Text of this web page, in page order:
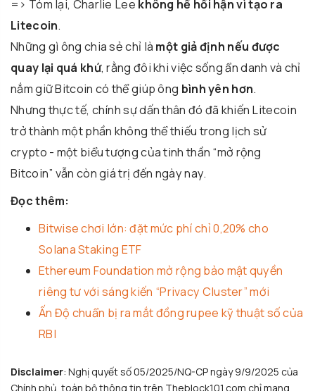
=> Tóm lại, Charlie Lee không hề hối hận vì tạo ra
Litecoin.
Những gì ông chia sẻ chỉ là một giả định nếu được
quay lại quá khứ, rằng đôi khi việc sống ẩn danh và chỉ
nắm giữ Bitcoin có thể giúp ông bình yên hơn.
Nhưng thực tế, chính sự dấn thân đó đã khiến Litecoin
trở thành một phần không thể thiếu trong lịch sử
crypto - một biểu tượng của tinh thần “mở rộng
Bitcoin” vẫn còn giá trị đến ngày nay.
Đọc thêm:
Bitwise chơi lớn: đặt mức phí chỉ 0,20% cho
Solana Staking ETF
Ethereum Foundation mở rộng bảo mật quyền
riêng tư với sáng kiến “Privacy Cluster” mới
Ấn Độ chuẩn bị ra mắt đồng rupee kỹ thuật số của
RBI
Disclaimer: Nghị quyết số 05/2025/NQ-CP ngày 9/9/2025 của
Chính phủ, toàn bộ thông tin trên Theblock101.com chỉ mang